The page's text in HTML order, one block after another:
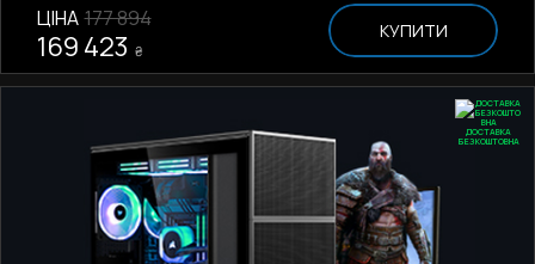
ЦІНА 177 894
169 423 ₴
КУПИТИ
ДОСТАВКА
БЕЗКОШТОВНА